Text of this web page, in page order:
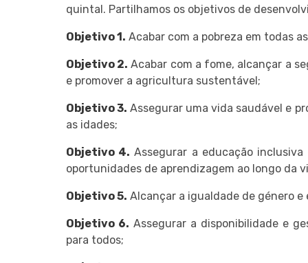
quintal. Partilhamos os objetivos de
Objetivo 1. Acabar com a pobreza em todas
Objetivo 2. Acabar com a fome, alcançar a
e promover a agricultura sustentável;
Objetivo 3. Assegurar uma vida saudável e
as idades;
Objetivo 4. Assegurar a educação
oportunidades de aprendizagem ao longo da
Objetivo 5. Alcançar a igualdade de género
Objetivo 6. Assegurar a disponibilidade e
para todos;